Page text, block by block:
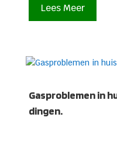
Lees Meer
Gasproblemen in
dingen.